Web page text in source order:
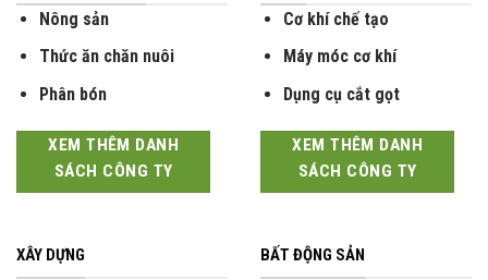
Nông sản
Thức ăn chăn nuôi
Phân bón
XEM THÊM DANH
SÁCH CÔNG TY
Cơ khí chế tạo
Máy móc cơ khí
Dụng cụ cắt gọt
XEM THÊM DANH
SÁCH CÔNG TY
XÂY DỰNG BẤT ĐỘNG SẢN